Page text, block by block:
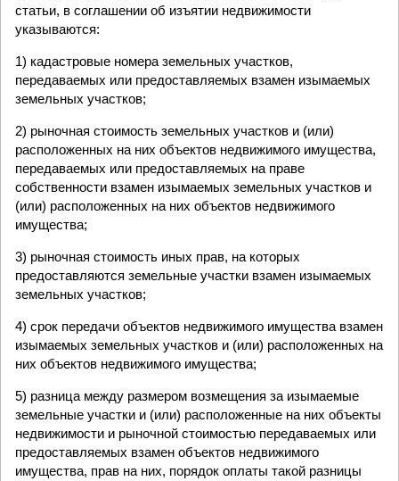
статьи, в соглашении об изъятии недвижимости
указываются:
1) кадастровые номера земельных участков,
передаваемых или предоставляемых взамен изымаемых
земельных участков;
2) рыночная стоимость земельных участков и (или)
расположенных на них объектов недвижимого имущества,
передаваемых или предоставляемых на праве
собственности взамен изымаемых земельных участков и
(или) расположенных на них объектов недвижимого
имущества;
3) рыночная стоимость иных прав, на которых
предоставляются земельные участки взамен изымаемых
земельных участков;
4) срок передачи объектов недвижимого имущества взамен
изымаемых земельных участков и (или) расположенных на
них объектов недвижимого имущества;
5) разница между размером возмещения за изымаемые
земельные участки и (или) расположенные на них объекты
недвижимости и рыночной стоимостью передаваемых или
предоставляемых взамен объектов недвижимого
имущества, прав на них, порядок оплаты такой разницы